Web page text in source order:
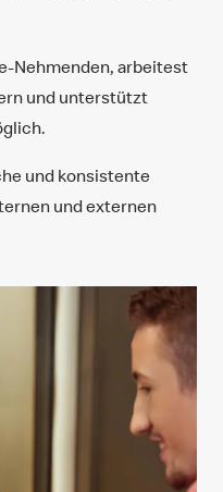
Nehmenden, arbeitest
und unterstützt
und konsistente
und externen